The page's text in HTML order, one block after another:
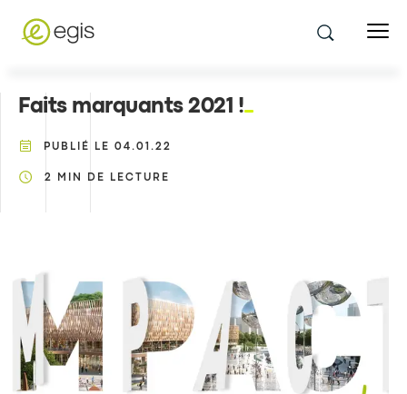
Faits marquants 2021 !
PUBLIÉ LE 04.01.22
2 MIN DE LECTURE